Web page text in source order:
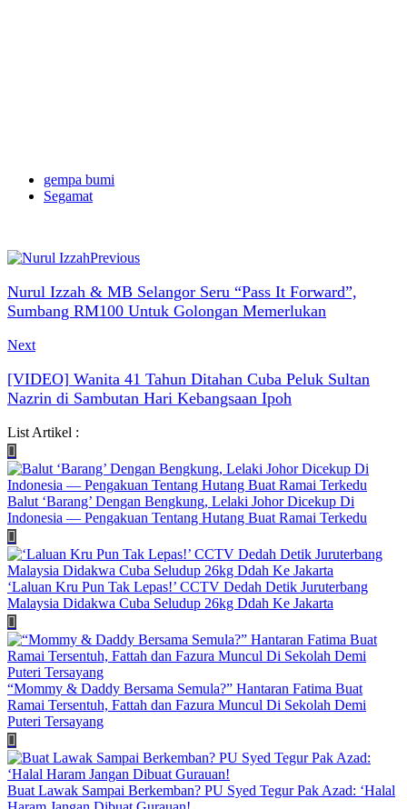
gempa bumi
Segamat
Previous
Nurul Izzah & MB Selangor Seru “Pass It Forward”,
Sumbang RM100 Untuk Golongan Memerlukan
Next
[VIDEO] Wanita 41 Tahun Ditahan Cuba Peluk Sultan
Nazrin di Sambutan Hari Kebangsaan Ipoh
List Artikel :
Balut ‘Barang’ Dengan Bengkung, Lelaki Johor Dicekup Di
Indonesia — Pengakuan Tentang Hutang Buat Ramai Terkedu
‘Laluan Kru Pun Tak Lepas!’ CCTV Dedah Detik Juruterbang
Malaysia Didakwa Cuba Seludup 26kg Ddah Ke Jakarta
“Mommy & Daddy Bersama Semula?” Hantaran Fatima Buat
Ramai Tersentuh, Fattah dan Fazura Muncul Di Sekolah Demi
Puteri Tersayang
Buat Lawak Sampai Berkemban? PU Syed Tegur Pak Azad: ‘Halal